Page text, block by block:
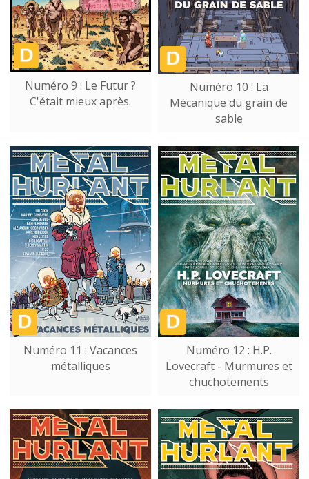
Numéro 9 : Le Futur ?
C'était mieux après.
Numéro 10 : La
Mécanique du grain de
sable
Numéro 11 : Vacances
métalliques
Numéro 12 : H.P.
Lovecraft - Murmures et
chuchotements